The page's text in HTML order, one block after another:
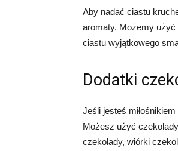
Aby nadać ciastu
aromaty. Możemy użyć
ciastu wyjątkowego
Dodatki
Jeśli jesteś
Możesz użyć
czekolady, wiórki